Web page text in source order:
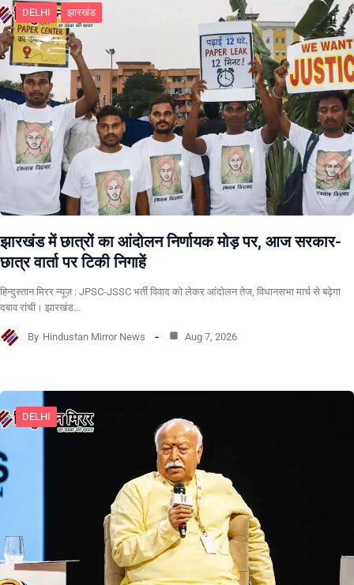
DELHI झारखंड
झारखंड में छात्रों का आंदोलन निर्णायक मोड़ पर, आज सरकार-
छात्र वार्ता पर टिकी निगाहें
हिन्दुस्तान मिरर न्यूज़ : JPSC-JSSC भर्ती विवाद को लेकर आंदोलन तेज, विधानसभा मार्च से बढ़ेगा
दबाव रांची। झारखंड…
By Hindustan Mirror News Aug 7, 2026
DELHI